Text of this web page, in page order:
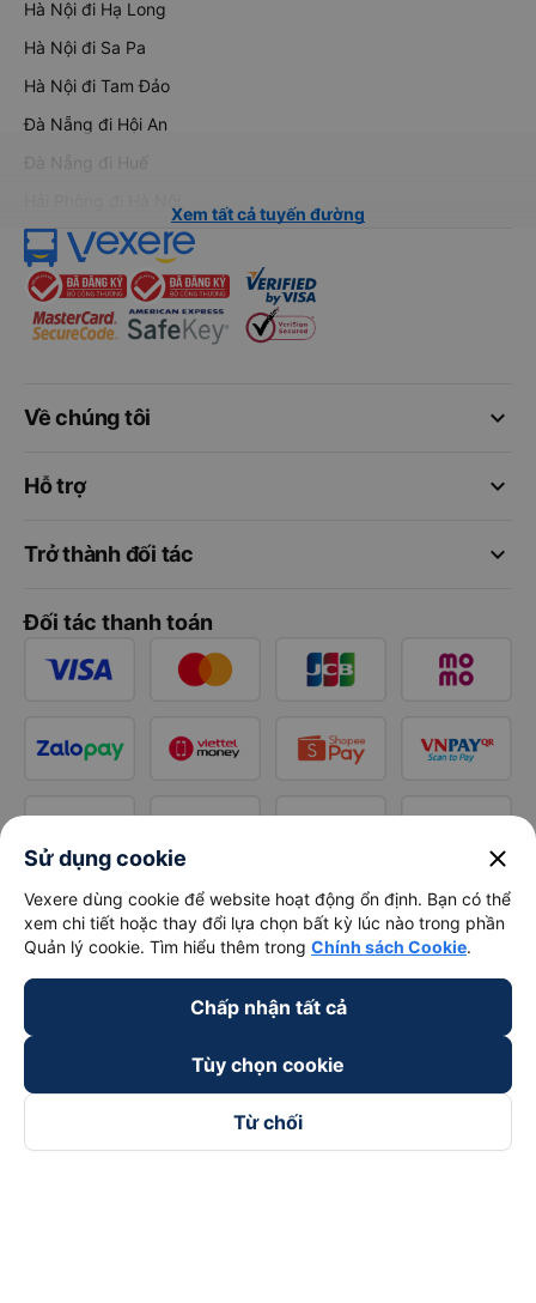
Hà Nội đi Hạ Long
Hà Nội đi Sa Pa
Hà Nội đi Tam Đảo
Đà Nẵng đi Hội An
Đà Nẵng đi Huế
Xem tất cả tuyến đường
keyboard_arrow_down
Về chúng tôi
keyboard_arrow_down
Hỗ trợ
keyboard_arrow_down
Trở thành đối tác
Đối tác thanh toán
Sử dụng cookie close
Vexere dùng cookie để website hoạt động ổn định. Bạn có thể
xem chi tiết hoặc thay đổi lựa chọn bất kỳ lúc nào trong phần
Quản lý cookie. Tìm hiểu thêm trong Chính sách Cookie.
Chấp nhận tất cả
Tùy chọn cookie
Từ chối